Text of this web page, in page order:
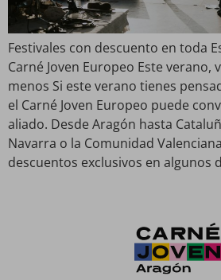
Festivales con descuento en toda
Carné Joven Europeo Este verano,
menos Si este verano tienes
el Carné Joven Europeo puede
aliado. Desde Aragón hasta
Navarra o la Comunidad
descuentos exclusivos en algunos